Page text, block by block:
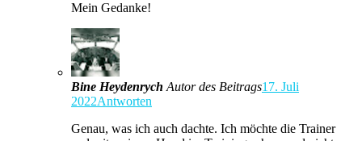
Mein Gedanke!
Bine Heydenrych Autor des Beitrags17. Juli
2022Antworten
Genau, was ich auch dachte. Ich möchte die Trainer